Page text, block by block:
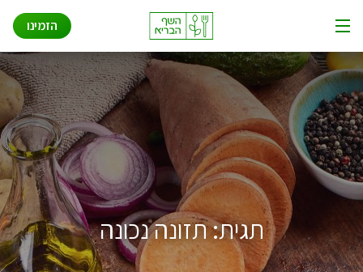
שאלות ותשובות
תפריט
איך זה עובד
פתרונות לעסקים
הזמינו
תגית:תזונה נכונה